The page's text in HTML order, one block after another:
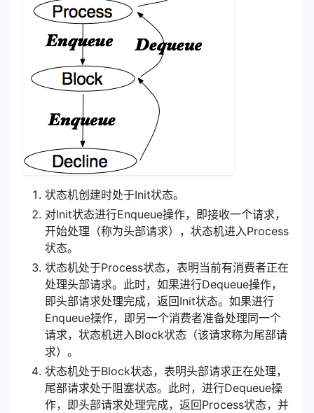
状态机创建时处于Init状态。
对Init状态进行Enqueue操作，即接收一个请求，
开始处理（称为头部请求），状态机进入Process
状态。
状态机处于Process状态，表明当前有消费者正在
处理头部请求。此时，如果进行Dequeue操作，
即头部请求处理完成，返回Init状态。如果进行
Enqueue操作，即另一个消费者准备处理同一个
请求，状态机进入Block状态（该请求称为尾部请
求）。
状态机处于Block状态，表明头部请求正在处理，
尾部请求处于阻塞状态。此时，进行Dequeue操
作，即头部请求处理完成，返回Process状态，并